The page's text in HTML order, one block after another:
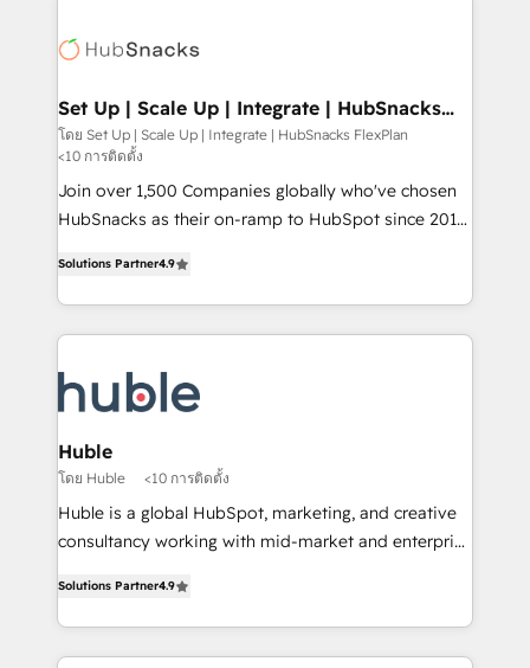
HubSpot COS Performance Award 🏆2014 HubSpot
COS Design Award 🏆2013 HubSpot Marketplace
Partner 📆Founded in 1997
HubSpot development: websites, custom modules,
marketing, advertising, campaigns, content and
design We connect people, data and technology to
improve customer experiences. With our bright
people, exciting ideas and can-do mentality, we
ensure revenue growth on a daily basis. So tell us
team of 100+ experts is ready for you! Driving digital
growth | www.brightdigital.com
Set Up | Scale Up | Integrate | HubSnacks
FlexPlan
โดย Set Up | Scale Up | Integrate | HubSnacks FlexPlan
<10 การติดตั้ง
Join over 1,500 Companies globally who've chosen
HubSnacks as their on-ramp to HubSpot since 2014
1️⃣ Set Up | Onboarding New or Check-fixing existing
HubSpot portals 2️⃣ Scale Up | 100% HubSpot Task
Execution... Global 24/7 ... All Experts 3️⃣ Integrate |
Slash months from your API Integration project... ⬅️
Click "Contact Business" ⬅️ to access 150+ Kickstart
Integration templates that put HubSpot in the center
of your tech stack, syncing... 🛍️ Shopify or
WooCommerce 💲 Stripe or Paypal 💰 Sage or
Netsuite 🤖 Google or Microsoft ✍️ DocuSign or
the rare Advanced "Custom Integrations"
Accreditation, securely sync data across... 🔄 any
Solutions Partner4.9
Huble
โดย Huble <10 การติดตั้ง
Huble is a global HubSpot, marketing, and creative
consultancy working with mid-market and enterprise
the strategy, processes, and teams that turn
HubSpot into a genuine growth engine. Named
HubSpot's Global Partner of the Year in 2024,
Solutions Partner4.9